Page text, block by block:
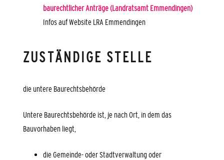
baurechtlicher Anträge (Landratsamt Emmendingen)
Infos auf Website LRA Emmendingen
ZUSTÄNDIGE STELLE
die untere Baurechtsbehörde
Untere Baurechtsbehörde ist, je nach Ort, in dem das
Bauvorhaben liegt,
die Gemeinde- oder Stadtverwaltung oder